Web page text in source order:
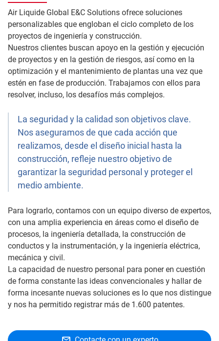
Air Liquide Global E&C Solutions ofrece soluciones
personalizables que engloban el ciclo completo de los
proyectos de ingeniería y construcción.
Nuestros clientes buscan apoyo en la gestión y ejecución
de proyectos y en la gestión de riesgos, así como en la
optimización y el mantenimiento de plantas una vez que
estén en fase de producción. Trabajamos con ellos para
resolver, incluso, los desafíos más complejos.
La seguridad y la calidad son objetivos clave.
Nos aseguramos de que cada acción que
realizamos, desde el diseño inicial hasta la
construcción, refleje nuestro objetivo de
garantizar la seguridad personal y proteger el
medio ambiente.
Para lograrlo, contamos con un equipo diverso de expertos,
con una amplia experiencia en áreas como el diseño de
procesos, la ingeniería detallada, la construcción de
conductos y la instrumentación, y la ingeniería eléctrica,
mecánica y civil.
La capacidad de nuestro personal para poner en cuestión
de forma constante las ideas convencionales y hallar de
forma incesante nuevas soluciones es lo que nos distingue
y nos ha permitido registrar más de 1.600 patentes.